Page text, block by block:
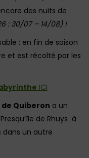
des nuits de
: 30/07 – 14/08) !
: en fin de saison
et est récolté par les
ICI
Quiberon a un
de Rhuys à
dans un autre